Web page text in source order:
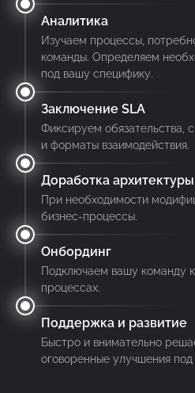
Аналитика
Изучаем процессы,
команды. Определяем
под вашу специфику.
Заключение SLA
Фиксируем обязательства,
и форматы взаимодействия.
Доработка архитектуры
При необходимости
бизнес-процессы.
Онбординг
Подключаем вашу команду
процессах.
Поддержка и развитие
Быстро и внимательно
оговоренные улучшения под